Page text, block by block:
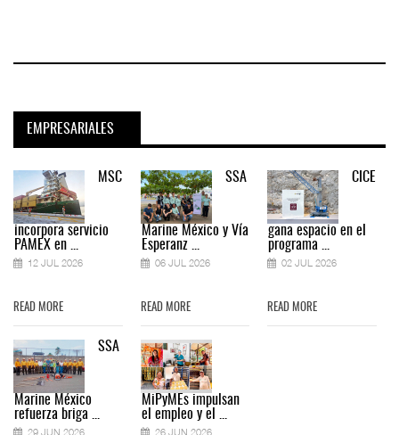
EMPRESARIALES
MSC
incorpora servicio
PAMEX en ...
12 JUL 2026
READ MORE
SSA
Marine México
refuerza briga ...
29 JUN 2026
SSA
Marine México y Vía
Esperanz ...
06 JUL 2026
READ MORE
MiPyMEs impulsan
el empleo y el ...
26 JUN 2026
CICE
gana espacio en el
programa ...
02 JUL 2026
READ MORE